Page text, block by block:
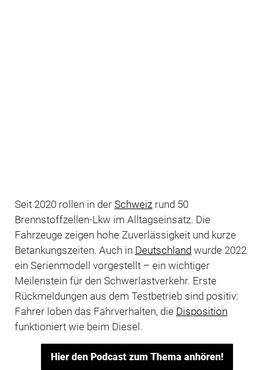
Seit 2020 rollen in der Schweizrund 50
Brennstoffzellen-Lkw im Alltagseinsatz. Die
Fahrzeuge zeigen hohe Zuverlässigkeit und kurze
Betankungszeiten. Auch in Deutschland wurde 2022
ein Serienmodell vorgestellt – ein wichtiger
Meilenstein für den Schwerlastverkehr. Erste
Rückmeldungen aus dem Testbetrieb sind positiv:
Fahrer loben das Fahrverhalten, die Disposition
funktioniert wie beim Diesel.
Hier den Podcast zum Thema anhören!